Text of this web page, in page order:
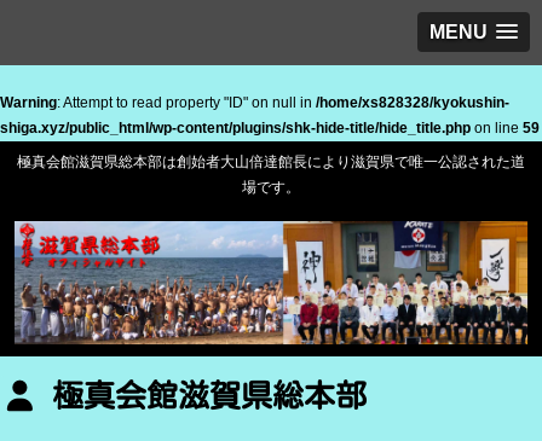
MENU
Warning: Attempt to read property "ID" on null in /home/xs828328/kyokushin-
shiga.xyz/public_html/wp-content/plugins/shk-hide-title/hide_title.php on line 59
極真会館滋賀県総本部は創始者大山倍達館長により滋賀県で唯一公認された道
場です。
極真会館滋賀県総本部